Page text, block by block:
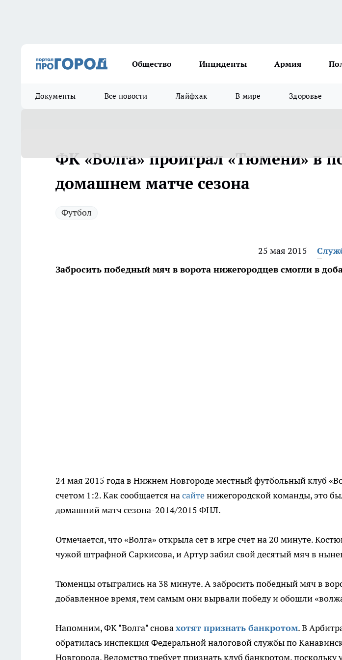
Общество Инциденты Армия
Документы Все новости Лайфхак В мире Здоровье
ФК «Волга» проиграл «Тюмени» в
домашнем матче сезона
Футбол
25 мая 2015
Забросить победный мяч в ворота нижегородцев смогли в
24 мая 2015 года в Нижнем Новгороде местный футбольный клуб
счетом 1:2. Как сообщается насайтенижегородской команды, это
домашний матч сезона-2014/2015 ФНЛ.
Отмечается, что «Волга» открыла сет в игре счет на 20 минуте.
чужой штрафной Саркисова, и Артур забил свой десятый мяч в
Тюменцы отыгрались на 38 минуте. А забросить победный мяч в
добавленное время, тем самым они вырвали победу и обошли
Напомним, ФК "Волга" сновахотят признать банкротом. В
обратилась инспекция Федеральной налоговой службы по
Новгорода. Ведомство требует признать клуб банкротом, поскольку